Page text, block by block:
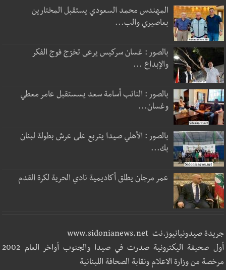
المهندس محمد السعودي يستقبل المختارين
بعاصيري والب...
بالصور : غسان سركيس يرعى تخرّج فوج الفكر
والإبداع ...
بالصور : النائب أسامة سعد يسستقبل عامر معطي
وغسان...
بالصور : الأهلي صيدا يتربع على عرش بطولة لبنان
بك...
عمر مرجان يطلق أكاديمية نادي الحرية لكرة القدم
جريدة صيدونيانيوز.نت www.sidonianews.net
أول صحيفة اليكترونية صدرت في صيدا والجنوب أواخر العام 2002
مرخصة من وزارة الاعلام ونقابة الصحافة اللبنانية